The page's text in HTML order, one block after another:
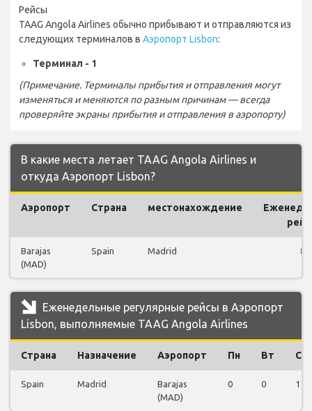
Рейсы
TAAG Angola Airlines обычно прибывают и отправляются из
следующих терминалов в Аэропорт Lisbon:
Терминал - 1
(Примечание. Терминалы прибытия и отправления могут
изменяться и меняются по разным причинам — всегда
проверяйте экраны прибытия и отправления в аэропорту)
В какие места летает TAAG Angola Airlines и
откуда Аэропорт Lisbon?
Аэропорт Страна местонахождение
Barajas
(MAD)
Spain Madrid 8
Еженедельные регулярные рейсы в Аэропорт
Lisbon, выполняемые TAAG Angola Airlines
Страна Назначение Аэропорт Пн Вт Ср
Spain Madrid
Barajas
(MAD)
0 0 1